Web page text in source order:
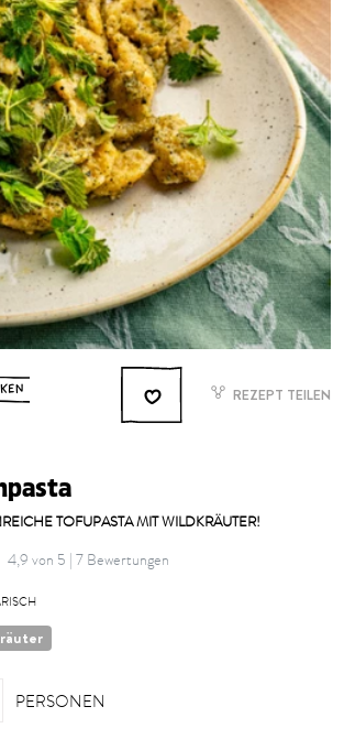
REZEPT TEILEN
TOFUPASTA MIT WILDKRÄUTER!
4,9 von 5 | 7 Bewertungen
PERSONEN
PERSONEN